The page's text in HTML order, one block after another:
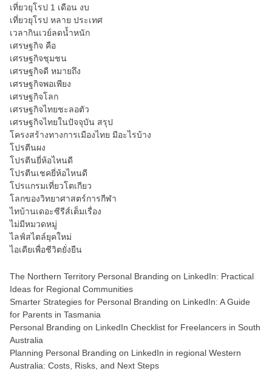
เที่ยวยุโรป 1 เดือน งบ
เที่ยวยุโรป หลาย ประเทศ
เวลากินเวย์ลดน้ำหนัก
เศรษฐกิจ คือ
เศรษฐกิจชุมชน
เศรษฐกิจดี หมายถึง
เศรษฐกิจพอเพียง
เศรษฐกิจโลก
เศรษฐกิจไทยชะลอตัว
เศรษฐกิจไทยในปัจจุบัน สรุป
โครงสร้างทางการเมืองไทย มีอะไรบ้าง
โปรตีนผง
โปรตีนยี่ห้อไหนดี
โปรตีนเชคยี่ห้อไหนดี
โปรแกรมเที่ยวโตเกียว
โลกของวิทยาศาสตร์การกีฬา
ไทบ้านเดอะซีรีส์เต็มเรื่อง
ไม่มีหมวดหมู่
ไลฟ์สไตล์ยุคใหม่
ไอเดียเพื่อชีวิตยั่งยืน
The Northern Territory Personal Branding on LinkedIn: Practical
Ideas for Regional Communities
Smarter Strategies for Personal Branding on LinkedIn: A Guide
for Parents in Tasmania
Personal Branding on LinkedIn Checklist for Freelancers in South
Australia
Planning Personal Branding on LinkedIn in regional Western
Australia: Costs, Risks, and Next Steps